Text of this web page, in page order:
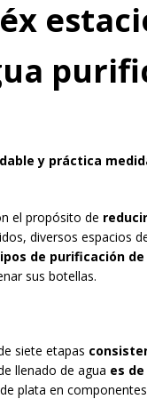
y práctica
el propósito de reducir
diversos espacios
de purificación
sus botellas.
siete etapas
llenado de agua es
plata en